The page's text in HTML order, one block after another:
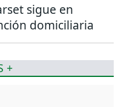
sigue en
domiciliaria
+